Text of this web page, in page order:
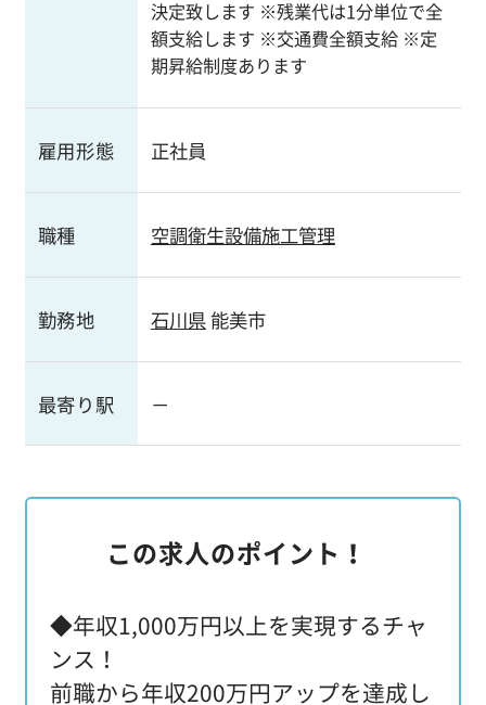
決定致します ※残業代は1分単位で全
額支給します ※交通費全額支給 ※定
期昇給制度あります
雇用形態 正社員
職種 空調衛生設備施工管理
勤務地 石川県能美市
最寄り駅 －
この求人のポイント！
◆年収1,000万円以上を実現するチャ
ンス！
前職から年収200万円アップを達成し